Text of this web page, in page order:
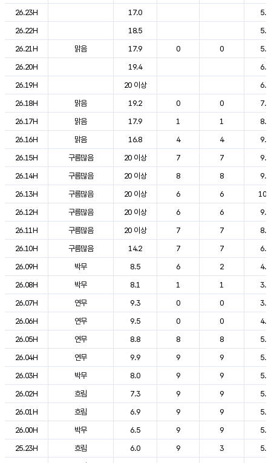
26.23H
17.0
5.0
26.22H
18.5
5.3
26.21H
맑음 17.9 0 0
5.6
26.20H
19.4
6.2
26.19H
20 이상
6.7
26.18H
맑음 19.2 0 0
7.7
26.17H
맑음 17.9 1 1
8.7
26.16H
맑음 16.8 4 4
9.6
26.15H
구름많음 20 이상 7 7
9.8
26.14H
구름많음 20 이상 8 8
9.5
26.13H
구름많음 20 이상 6 6
26.12H
구름많음 20 이상 6 6
9.9
26.11H
구름많음 20 이상 7 7
8.2
26.10H
구름많음 14.2 7 7
6.9
26.09H
박무 8.5 6 2
4.3
26.08H
박무 8.1 1 1
3.5
26.07H
연무 9.3 0 0
3.8
26.06H
연무 9.5 0 0
4.4
26.05H
연무 8.8 8 8
5.3
26.04H
연무 9.9 9 9
5.2
26.03H
박무 8.0 9 9
5.2
26.02H
흐림 7.3 9 9
5.2
26.01H
흐림 6.9 9 9
5.3
26.00H
박무 6.5 9 9
5.3
25.23H
흐림 6.0 9 3
5.4